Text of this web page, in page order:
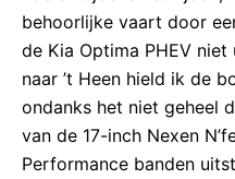
behoorlijke vaart door
de Kia Optima PHEV
naar ’t Heen hield ik de
ondanks het niet geheel
van de 17-inch Nexen
Performance banden